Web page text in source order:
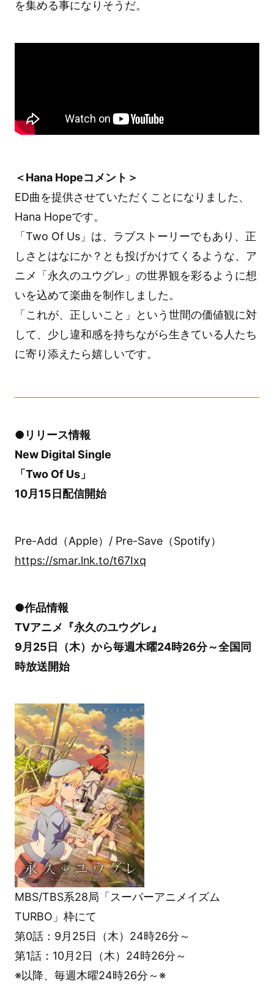
を集める事になりそうだ。
＜Hana Hopeコメント＞
ED曲を提供させていただくことになりました、
Hana Hopeです。
「Two Of Us」は、ラブストーリーでもあり、正
しさとはなにか？とも投げかけてくるような、ア
ニメ「永久のユウグレ」の世界観を彩るように想
いを込めて楽曲を制作しました。
「これが、正しいこと」という世間の価値観に対
して、少し違和感を持ちながら生きている人たち
に寄り添えたら嬉しいです。
●リリース情報
New Digital Single
「Two Of Us」
10月15日配信開始
Pre-Add（Apple）/ Pre-Save（Spotify）
https://smar.lnk.to/t67Ixq
●作品情報
TVアニメ『永久のユウグレ』
9月25日（木）から毎週木曜24時26分～全国同
時放送開始
MBS/TBS系28局「スーパーアニメイズム
TURBO」枠にて
第0話：9月25日（木）24時26分～
第1話：10月2日（木）24時26分～
※以降、毎週木曜24時26分～※